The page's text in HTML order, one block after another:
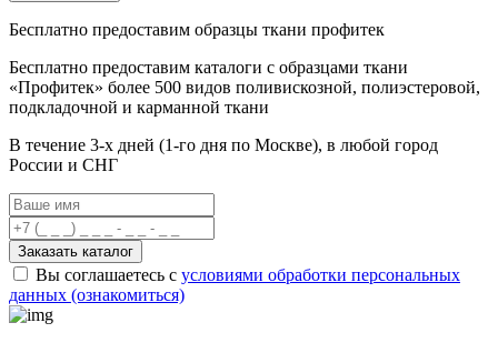
Бесплатно предоставим образцы ткани профитек
Бесплатно предоставим каталоги с образцами ткани
«Профитек» более 500 видов поливискозной, полиэстеровой,
подкладочной и карманной ткани
В течение 3-х дней (1-го дня по Москве), в любой город
России и СНГ
Заказать каталог
Вы соглашаетесь с условиями обработки персональных
данных (ознакомиться)